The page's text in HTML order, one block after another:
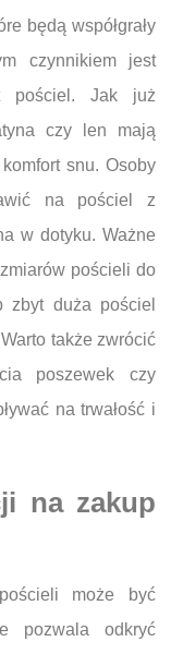
będą współgrały
czynnikiem jest
pościel. Jak już
czy len mają
snu. Osoby
na pościel z
w dotyku. Ważne
pościeli do
zbyt duża pościel
także zwrócić
poszewek czy
na trwałość i
na zakup
może być
pozwala odkryć